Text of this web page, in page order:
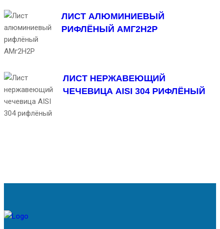
ЛИСТ АЛЮМИНИЕВЫЙ
РИФЛЁНЫЙ АМГ2Н2Р
ЛИСТ НЕРЖАВЕЮЩИЙ
ЧЕЧЕВИЦА AISI 304 РИФЛЁНЫЙ